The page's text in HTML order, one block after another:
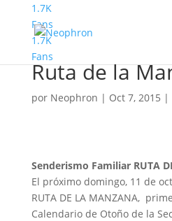
1.7K
Fans
1.7K
Fans
Senderismo
Ruta de la
por Neophron | Oct 7, 2015 |
Senderismo Familiar RUTA
El próximo domingo, 11 de
RUTA DE LA MANZANA,
Calendario de Otoño de la